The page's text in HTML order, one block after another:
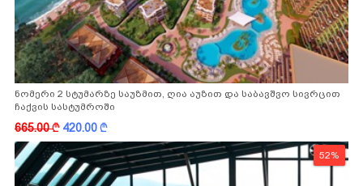
ნომერი 2 სტუმარზე საუზმით, ღია აუზით და საბავშვო სივრცით
ჩაქვის სასტუმროში
665.00k 420.00k
52%